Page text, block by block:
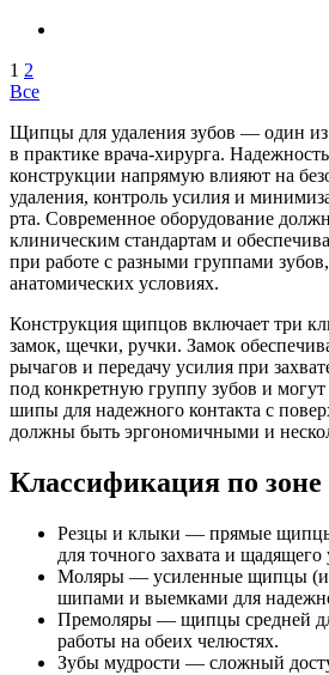
1 2
Все
Щипцы для удаления зубов — один из
в практике врача-хирурга.
конструкции напрямую влияют на
удаления, контроль усилия и
рта. Современное оборудование
клиническим стандартам и
при работе с разными группами
анатомических условиях.
Конструкция щипцов включает три
замок, щечки, ручки. Замок
рычагов и передачу усилия при
под конкретную группу зубов и
шипы для надежного контакта с
должны быть эргономичными и
Классификация по
Резцы и клыки — прямые
для точного захвата и щадящего
Моляры — усиленные щипцы
шипами и выемками для
Премоляры — щипцы средней
работы на обеих челюстях.
Зубы мудрости — сложный